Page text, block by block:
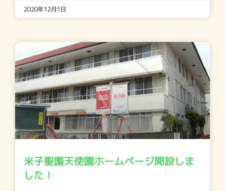
2020年12月1日
米子聖園天使園ホームページ開設しま
した！